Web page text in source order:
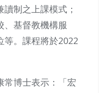
制之上課模式；
、基督教機構服
等。課程將於2022
常博士表示：「宏